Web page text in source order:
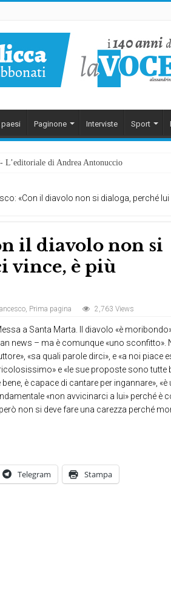
Paginone Interviste Sport
L’editoriale di Andrea Antonuccio
memoria della rinascita. Manuale pratico di
«Con il diavolo non si dialoga, perché lui
il diavolo non si
vince, è più
, Prima pagina 2,763 Views
a Santa Marta. Il diavolo «è
news – ma è comunque «uno sconfitto».
«sa quali parole dirci», e «a noi piace
e «le sue proposte sono tutte
è capace di cantare per ingannare», «è
«non avvicinarci a lui» perché è
non si deve fare una carezza perché
Telegram Stampa